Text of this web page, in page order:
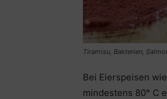
Tiramisu, Bakterien,
Bei Eierspeisen
mindestens 80° C